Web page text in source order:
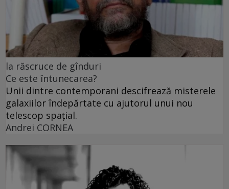
la răscruce de gînduri
Ce este întunecarea?
Unii dintre contemporani descifrează misterele
galaxiilor îndepărtate cu ajutorul unui nou
telescop spațial.
Andrei CORNEA